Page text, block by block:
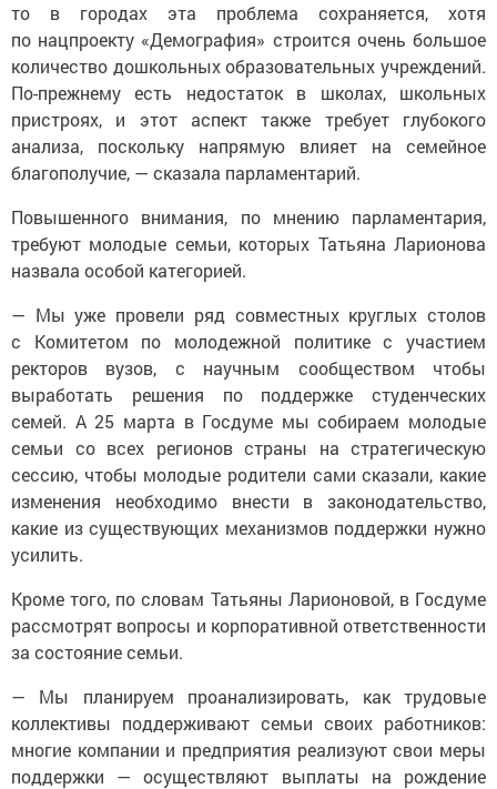
то в городах эта проблема сохраняется, хотя
по нацпроекту «Демография» строится очень большое
количество дошкольных образовательных учреждений.
По-прежнему есть недостаток в школах, школьных
пристроях, и этот аспект также требует глубокого
анализа, поскольку напрямую влияет на семейное
благополучие, — сказала парламентарий.
Повышенного внимания, по мнению парламентария,
требуют молодые семьи, которых Татьяна Ларионова
назвала особой категорией.
— Мы уже провели ряд совместных круглых столов
с Комитетом по молодежной политике с участием
ректоров вузов, с научным сообществом чтобы
выработать решения по поддержке студенческих
семей. А 25 марта в Госдуме мы собираем молодые
семьи со всех регионов страны на стратегическую
сессию, чтобы молодые родители сами сказали, какие
изменения необходимо внести в законодательство,
какие из существующих механизмов поддержки нужно
усилить.
Кроме того, по словам Татьяны Ларионовой, в Госдуме
рассмотрят вопросы и корпоративной ответственности
за состояние семьи.
— Мы планируем проанализировать, как трудовые
коллективы поддерживают семьи своих работников:
многие компании и предприятия реализуют свои меры
поддержки — осуществляют выплаты на рождение